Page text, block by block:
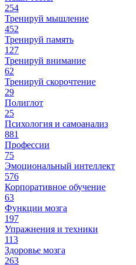
254
Тренируй мышление
452
Тренируй память
127
Тренируй внимание
62
Тренируй скорочтение
29
Полиглот
25
Психология и самоанализ
881
Профессии
75
Эмоциональный интеллект
576
Корпоративное обучение
63
Функции мозга
197
Упражнения и техники
113
Здоровье мозга
263